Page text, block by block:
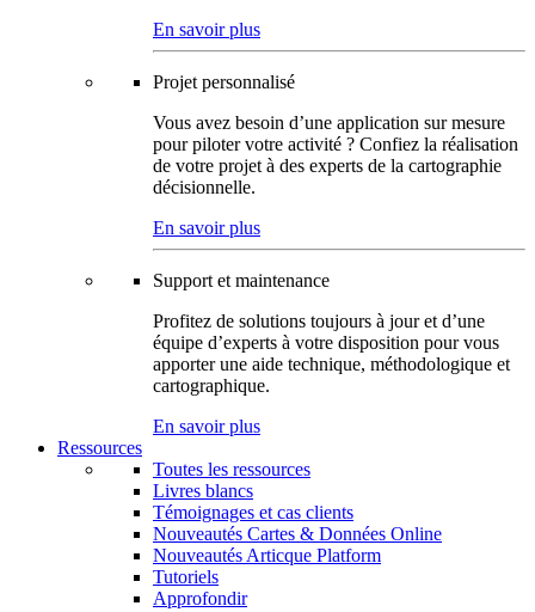
En savoir plus
Projet personnalisé
Vous avez besoin d’une application sur mesure
pour piloter votre activité ? Confiez la réalisation
de votre projet à des experts de la cartographie
décisionnelle.
En savoir plus
Support et maintenance
Profitez de solutions toujours à jour et d’une
équipe d’experts à votre disposition pour vous
apporter une aide technique, méthodologique et
cartographique.
En savoir plus
Ressources
Toutes les ressources
Livres blancs
Témoignages et cas clients
Nouveautés Cartes & Données Online
Nouveautés Articque Platform
Tutoriels
Approfondir